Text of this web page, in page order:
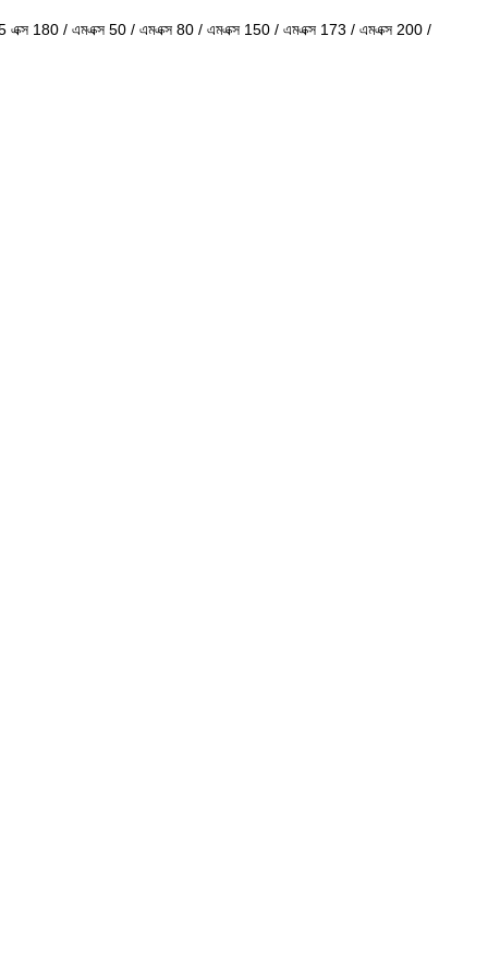
180 / এমএক্স 50 / এমএক্স 80 / এমএক্স 150 / এমএক্স 173 / এমএক্স 200 /